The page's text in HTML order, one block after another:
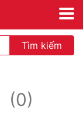
Tìm kiếm
(0)